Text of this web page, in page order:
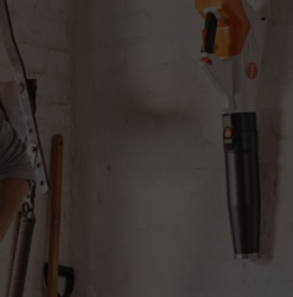
ad offrire un'ampia varietà
che deve affronatare, per lavoro o